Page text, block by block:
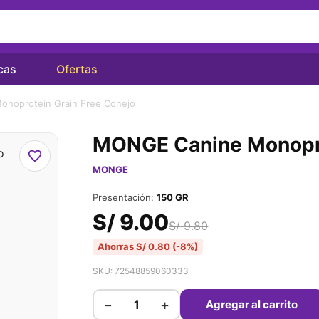
Ofertas
Grain Free Conejo
MONGE Canine
MONGE
S/9.00S/9.80
AhorrasS/0.80 (-8%)
SKU: 72548859060333
Presentación:150 GR
− + Agregar al carrito